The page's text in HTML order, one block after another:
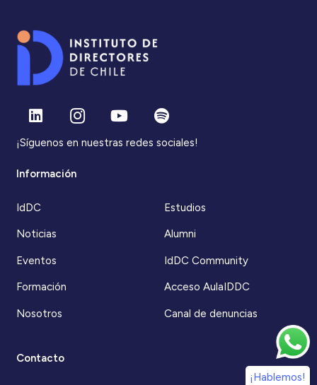
¡Síguenos en nuestras redes sociales!
Información
IdDC
Noticias
Eventos
Formación
Nosotros
Estudios
Alumni
IdDC Community
Acceso AulaIDDC
Canal de denuncias
Contacto
¡Hablemos!